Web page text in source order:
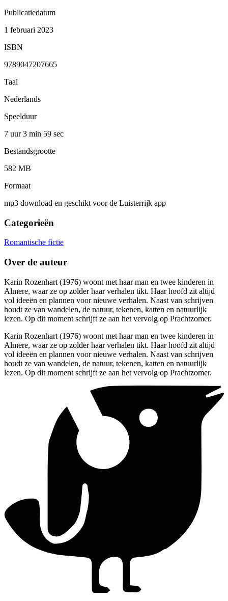
Publicatiedatum
1 februari 2023
ISBN
9789047207665
Taal
Nederlands
Speelduur
7 uur 3 min 59 sec
Bestandsgrootte
582 MB
Formaat
mp3 download en geschikt voor de Luisterrijk app
Categorieën
Romantische fictie
Over de auteur
Karin Rozenhart (1976) woont met haar man en twee kinderen in
Almere, waar ze op zolder haar verhalen tikt. Haar hoofd zit altijd
vol ideeën en plannen voor nieuwe verhalen. Naast van schrijven
houdt ze van wandelen, de natuur, tekenen, katten en natuurlijk
lezen. Op dit moment schrijft ze aan het vervolg op Prachtzomer.
Karin Rozenhart (1976) woont met haar man en twee kinderen in
Almere, waar ze op zolder haar verhalen tikt. Haar hoofd zit altijd
vol ideeën en plannen voor nieuwe verhalen. Naast van schrijven
houdt ze van wandelen, de natuur, tekenen, katten en natuurlijk
lezen. Op dit moment schrijft ze aan het vervolg op Prachtzomer.